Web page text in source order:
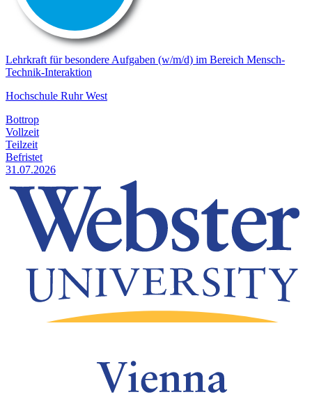
Lehrkraft für besondere Aufgaben (w/m/d) im Bereich Mensch-
Technik-Interaktion
Hochschule Ruhr West
Bottrop
Vollzeit
Teilzeit
Befristet
31.07.2026